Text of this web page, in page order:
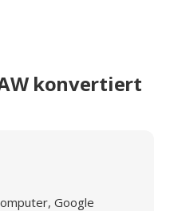
konvertiert
Google